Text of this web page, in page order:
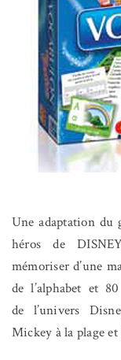
Une adaptation du
héros de
mémoriser d’une
de l’alphabet et
de l’univers
Mickey à la plage et